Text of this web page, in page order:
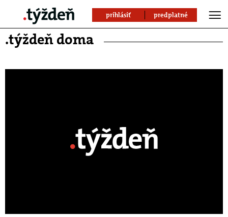
prihlásiť predplatné
.týždeň doma